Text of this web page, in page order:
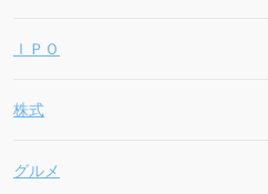
ＩＰＯ
株式
グルメ